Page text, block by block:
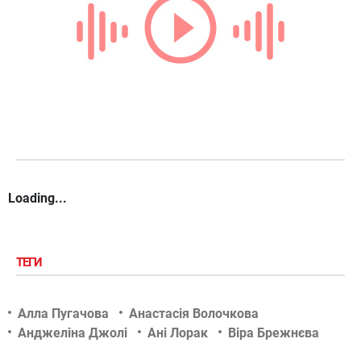
Loading...
ТЕГИ
Алла Пугачова
Анастасія Волочкова
Анджеліна Джолі
Ані Лорак
Віра Брежнєва